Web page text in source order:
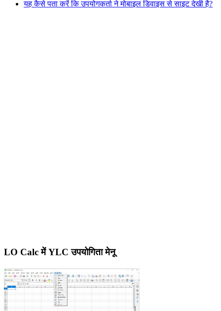
यह कैसे पता करें कि उपयोगकर्ता ने मोबाइल डिवाइस से साइट देखी है?
LO Calc में YLC उपयोगिता मेनू